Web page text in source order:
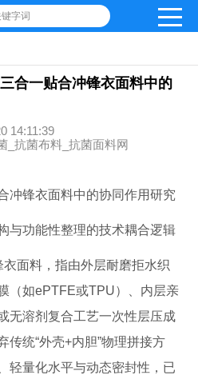
字词
合一贴合冲锋衣面料中的
14:11:39
_抗菌布料_抗菌面料网
冲锋衣面料中的协同作用研究
与功能性整理的技术耦合逻辑
面料，指由外层耐磨拒水织
（如ePTFE或TPU）、内层亲
无溶剂复合工艺一次性层压成
传统“外壳+内胆”物理拼接方
轻量化水平与动态密封性，已